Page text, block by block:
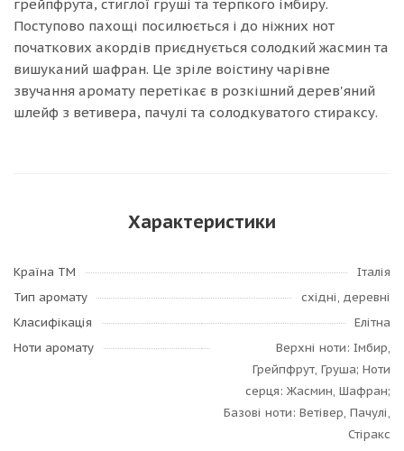
грейпфрута, стиглої груші та терпкого імбиру.
Поступово пахощі посилюється і до ніжних нот
початкових акордів приєднується солодкий жасмин та
вишуканий шафран. Це зріле воістину чарівне
звучання аромату перетікає в розкішний дерев'яний
шлейф з ветивера, пачулі та солодкуватого стираксу.
Характеристики
Країна ТМ
Італія
Тип аромату
східні, деревні
Класифікація
Елітна
Ноти аромату
Верхні ноти: Імбир,
Грейпфрут, Груша; Ноти
серця: Жасмин, Шафран;
Базові ноти: Ветівер, Пачулі,
Стіракс